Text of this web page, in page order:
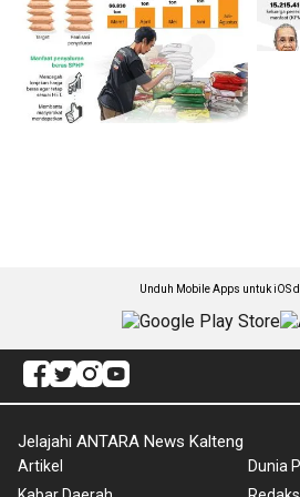
Unduh Mobile Apps untuk iOS
Jelajahi ANTARA News Kalteng
Artikel
Dunia